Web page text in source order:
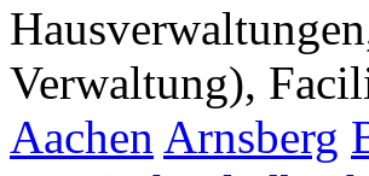
Verwaltung),
Aachen Arnsberg